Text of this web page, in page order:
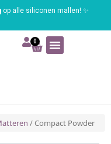
op alle siliconen mallen! ✨
0
/ Compact Powder